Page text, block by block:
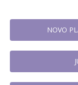
NOVO